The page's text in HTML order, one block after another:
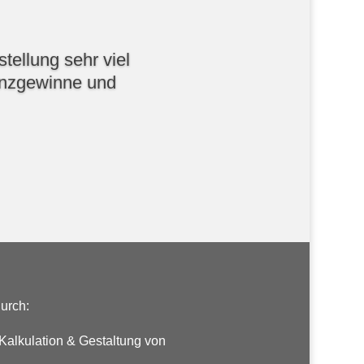
sehr viel
und
& Gestaltung von